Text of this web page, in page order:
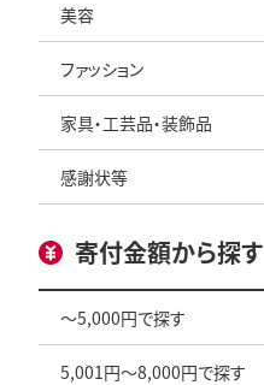
美容
ファッション
家具・工芸品・装飾品
感謝状等
寄付金額から探す
～5,000円で探す
5,001円～8,000円で探す